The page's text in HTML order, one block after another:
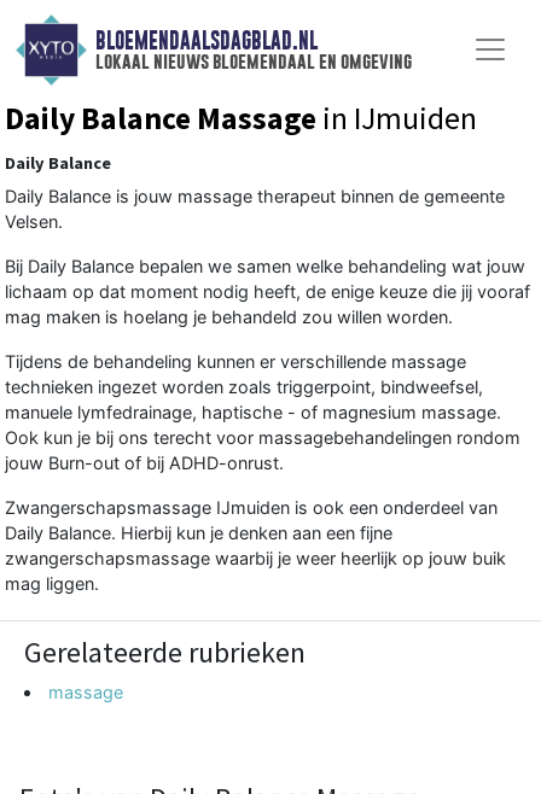
BLOEMENDAALSDAGBLAD.NL
lokaal nieuws bloemendaal en omgeving
Daily Balance Massage in IJmuiden
Daily Balance
Daily Balance is jouw massage therapeut binnen de gemeente
Velsen.
Bij Daily Balance bepalen we samen welke behandeling wat jouw
lichaam op dat moment nodig heeft, de enige keuze die jij vooraf
mag maken is hoelang je behandeld zou willen worden.
Tijdens de behandeling kunnen er verschillende massage
technieken ingezet worden zoals triggerpoint, bindweefsel,
manuele lymfedrainage, haptische - of magnesium massage.
Ook kun je bij ons terecht voor massagebehandelingen rondom
jouw Burn-out of bij ADHD-onrust.
Zwangerschapsmassage IJmuiden is ook een onderdeel van
Daily Balance. Hierbij kun je denken aan een fijne
zwangerschapsmassage waarbij je weer heerlijk op jouw buik
mag liggen.
Gerelateerde rubrieken
massage